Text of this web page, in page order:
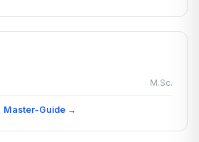
M.Sc.
Master-Guide →